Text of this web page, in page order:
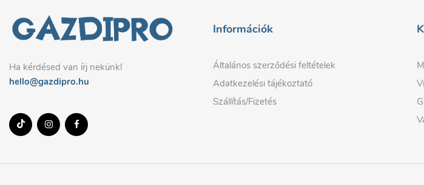
Ha kérdésed van írj nekünk!
hello@gazdipro.hu
Információk
Általános szerződési feltételek
Adatkezelési tájékoztató
Szállítás/Fizetés